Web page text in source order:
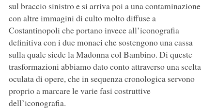
sul braccio sinistro e si arriva poi a una contaminazione
con altre immagini di culto molto diffuse a
Costantinopoli che portano invece all’iconografia
definitiva con i due monaci che sostengono una cassa
sulla quale siede la Madonna col Bambino. Di queste
trasformazioni abbiamo dato conto attraverso una scelta
oculata di opere, che in sequenza cronologica servono
proprio a marcare le varie fasi costruttive
dell’iconografia.